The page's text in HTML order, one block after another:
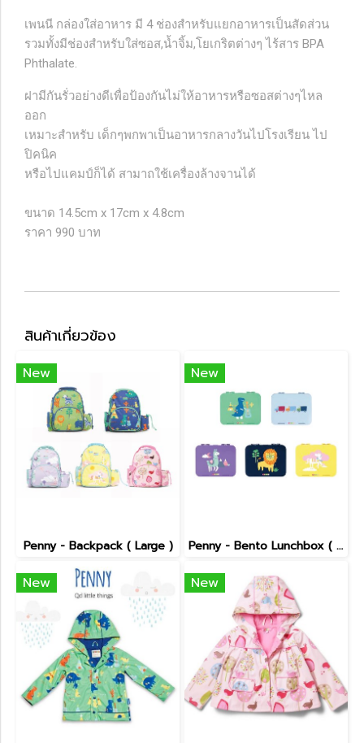
เพนนี กล่องใส่อาหาร มี 4 ช่องสำหรับแยกอาหารเป็นสัดส่วน
รวมทั้งมีช่องสำหรับใส่ซอส,น้ำจิ้ม,โยเกริตต่างๆ ไร้สาร BPA
Phthalate.
ฝามีกันรั่วอย่างดีเพื่อป้องกันไม่ให้อาหารหรือซอสต่างๆไหล
ออก
เหมาะสำหรับ เด็กๆพกพาเป็นอาหารกลางวันไปโรงเรียน ไป
ปิคนิค
หรือไปแคมป์ก็ได้ สามาถใช้เครื่องล้างจานได้
ขนาด 14.5cm x 17cm x 4.8cm
ราคา 990 บาท
สินค้าเกี่ยวข้อง
New
Penny - Backpack ( Large )
New
Penny - Bento Lunchbox ( Large )
New New